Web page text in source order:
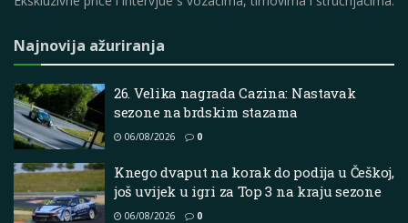
Najnovija ažuriranja
26. Velika nagrada Cazina: Nastavak
sezone na brdskim stazama
06/08/2026 0
Knego dvaput na korak do podija u Češkoj,
još uvijek u igri za Top 3 na kraju sezone
06/08/2026 0